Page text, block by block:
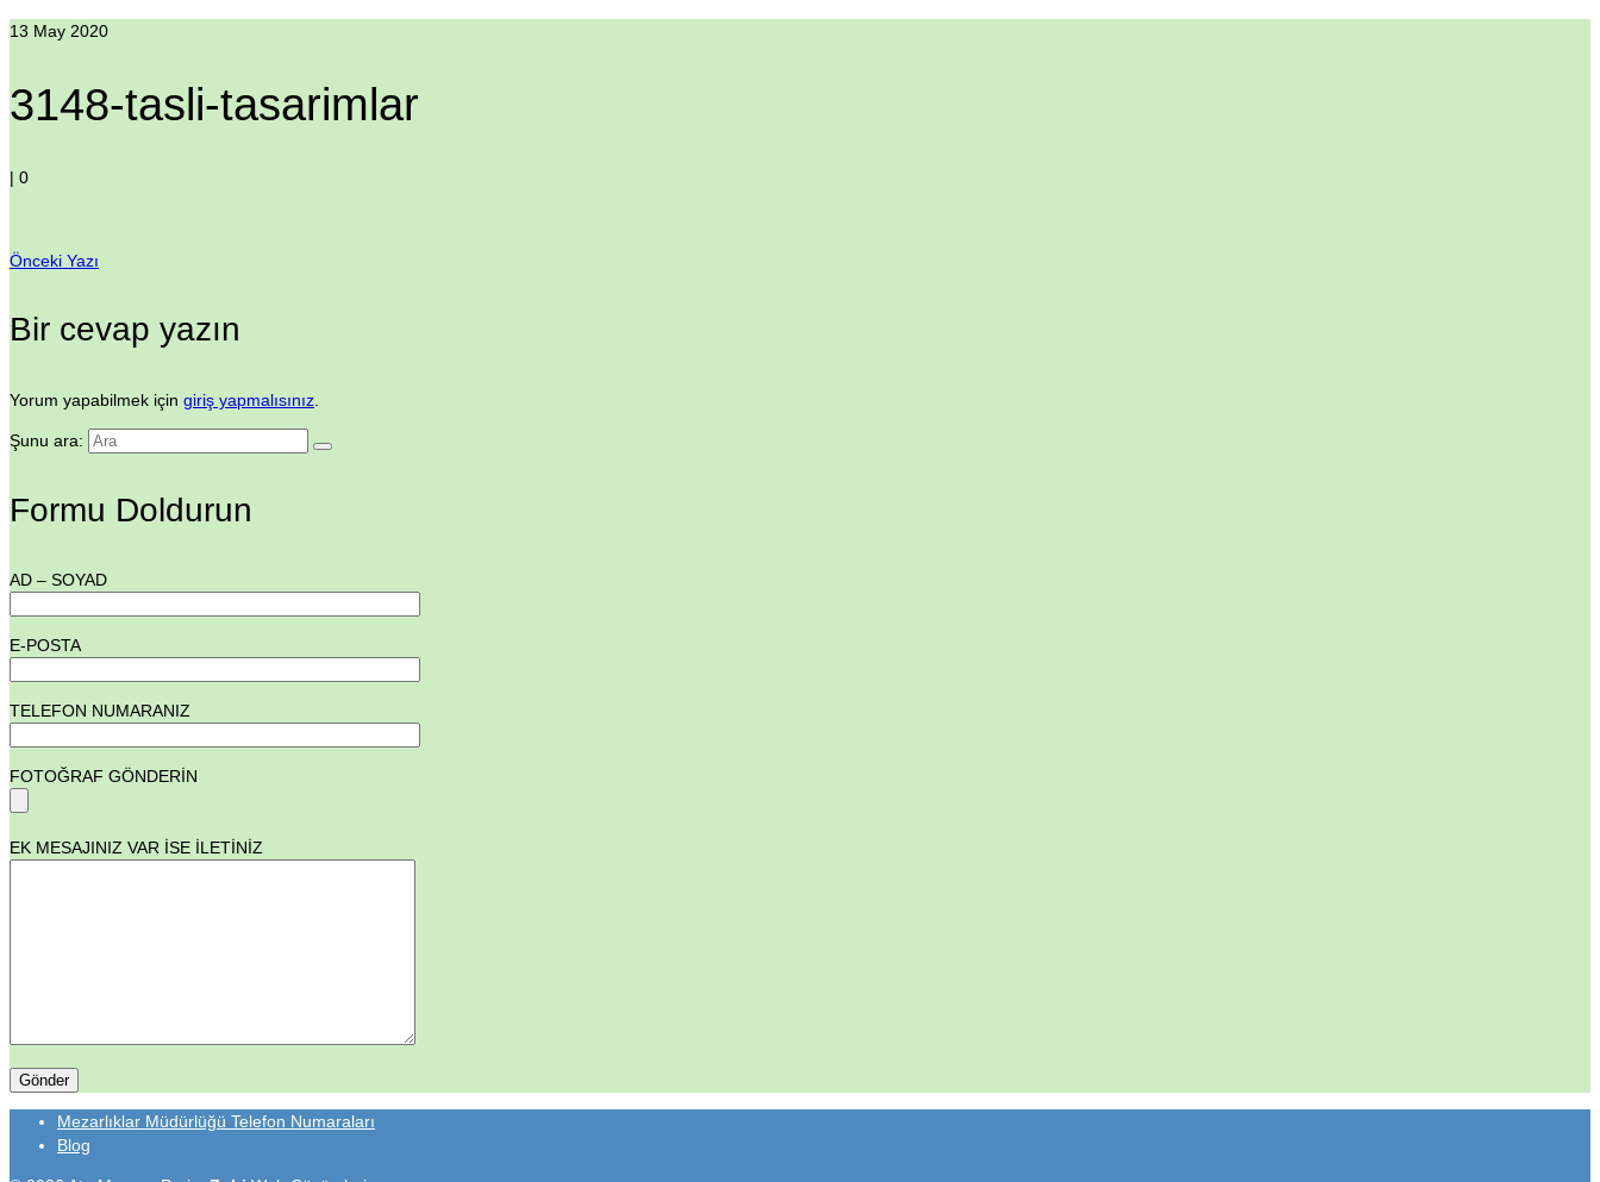
13 May 2020
3148-tasli-tasarimlar
| 0
Önceki Yazı
Bir cevap yazın
Yorum yapabilmek için giriş yapmalısınız
Şunu ara:
Formu Doldurun
AD – SOYAD
E-POSTA
TELEFON NUMARANIZ
FOTOĞRAF GÖNDERİN
EK MESAJINIZ VAR İSE İLETİNİZ
Mezarlıklar Müdürlüğü Telefon Numaraları
Blog